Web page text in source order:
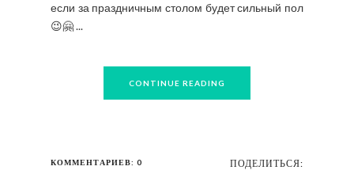
если за праздничным столом будет сильный пол
😉🤗 ...
CONTINUE READING
КОММЕНТАРИЕВ: 0 ПОДЕЛИТЬСЯ: